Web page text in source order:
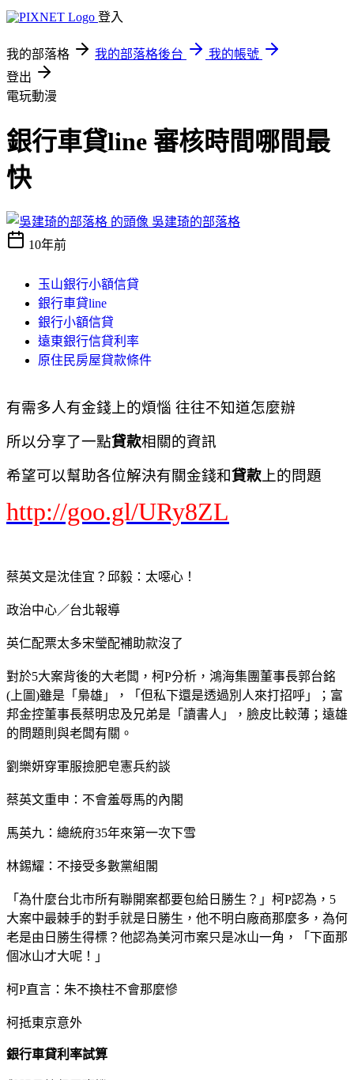
登入
我的部落格 我的部落格後台
我的帳號
登出
電玩動漫
銀行車貸line 審核時間哪間最
快
吳建琦的部落格
10年前
玉山銀行小額信貸
銀行車貸line
銀行小額信貸
遠東銀行信貸利率
原住民房屋貸款條件
有需多人有金錢上的煩惱 往往不知道怎麼辦
所以分享了一點貸款相關的資訊
希望可以幫助各位解決有關金錢和貸款 上的問題
http://goo.gl/URy8ZL
蔡英文是沈佳宜？邱毅：太噁心！
政治中心／台北報導
英仁配票太多宋瑩配補助款沒了
對於5大案背後的大老闆，柯P分析，鴻海集團董事長郭台銘
(上圖)雖是「梟雄」，「但私下還是透過別人來打招呼」；富
邦金控董事長蔡明忠及兄弟是「讀書人」，臉皮比較薄；遠雄
的問題則與老闆有關。
劉樂妍穿軍服撿肥皂憲兵約談
蔡英文重申：不會羞辱馬的內閣
馬英九：總統府35年來第一次下雪
林錫耀：不接受多數黨組閣
「為什麼台北市所有聯開案都要包給日勝生？」柯P認為，5
大案中最棘手的對手就是日勝生，他不明白廠商那麼多，為何
老是由日勝生得標？他認為美河市案只是冰山一角，「下面那
個冰山才大呢！」
柯P直言：朱不換柱不會那麼慘
柯抵東京意外
銀行車貸利率試算